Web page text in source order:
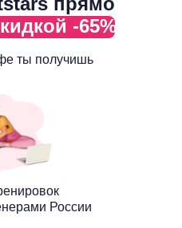
ты получишь
-65%
России